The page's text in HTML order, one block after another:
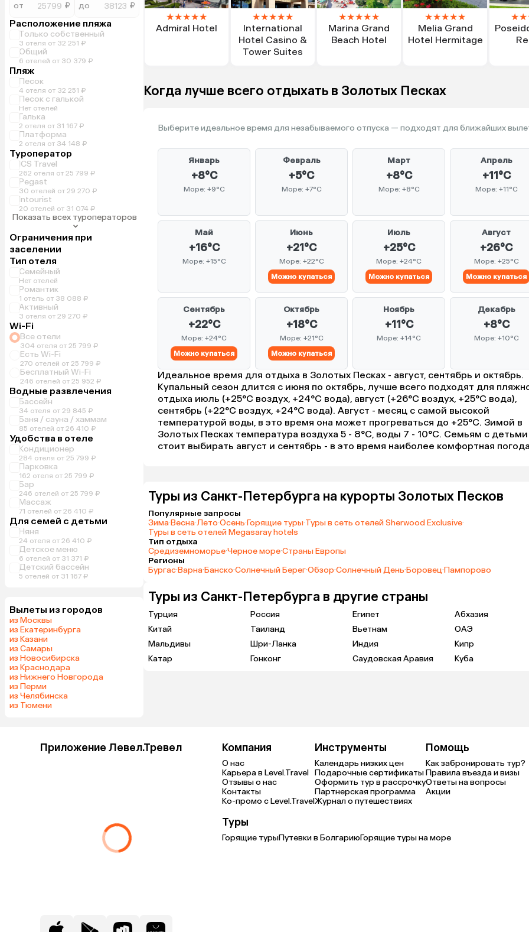
от ₽ до ₽
Расположение пляжа
Только собственный
3 отеля от 32 251 ₽
Общий
6 отелей от 30 379 ₽
Пляж
Песок
4 отеля от 32 251 ₽
Песок с галькой
Нет отелей
Галька
2 отеля от 31 167 ₽
Платформа
2 отеля от 34 148 ₽
Туроператор
ICS Travel
262 отеля от 25 799 ₽
Pegast
30 отелей от 29 270 ₽
Intourist
20 отелей от 31 074 ₽
Показать всех туроператоров
Ограничения при
заселении
Тип отеля
Семейный
Нет отелей
Романтик
1 отель от 38 088 ₽
Активный
3 отеля от 29 270 ₽
Wi-Fi
Все отели
304 отеля от 25 799 ₽
Есть Wi-Fi
270 отелей от 25 799 ₽
Бесплатный Wi-Fi
246 отелей от 25 952 ₽
Водные развлечения
Бассейн
34 отеля от 29 845 ₽
Баня / сауна / хаммам
85 отелей от 26 410 ₽
Удобства в отеле
Кондиционер
284 отеля от 25 799 ₽
Парковка
162 отеля от 25 799 ₽
Бар
246 отелей от 25 799 ₽
Массаж
71 отелей от 26 410 ₽
Для семей с детьми
Няня
24 отеля от 26 410 ₽
Детское меню
6 отелей от 31 371 ₽
Детский бассейн
5 отелей от 31 167 ₽
Вылеты из городов
из Москвы
из Екатеринбурга
из Казани
из Самары
из Новосибирска
из Краснодара
из Нижнего Новгорода
из Перми
из Челябинска
из Тюмени
★★★★★
Admiral Hotel
★★★★★
International
Hotel Casino &
Tower Suites
★★★★★
Marina Grand
Beach Hotel
★★★★★
Melia Grand
Hotel Hermitage
★★
Когда лучше всего отдыхать в Золотых Песках
Выберите идеальное время для незабываемого отпуска — подходят для ближайших
Январь
+8°C
Море: +9°C
Февраль
+5°C
Море: +7°C
Март
+8°C
Море: +8°C
Апрель
+11°C
Море: +11°C
Май
+16°C
Море: +15°C
Июнь
+21°C
Море: +22°C
Можно купаться
Июль
+25°C
Море: +24°C
Можно купаться
Август
+26°C
Море: +25°C
Можно купаться
Сентябрь
+22°C
Море: +24°C
Можно купаться
Октябрь
+18°C
Море: +21°C
Можно купаться
Ноябрь
+11°C
Море: +14°C
Декабрь
+8°C
Море: +10°C
Идеальное время для отдыха в Золотых Песках - август, сентябрь и октябрь.
Купальный сезон длится с июня по октябрь, лучше всего подходят для
отдыха июль (+25°C воздух, +24°C вода), август (+26°C воздух, +25°C вода),
сентябрь (+22°C воздух, +24°C вода). Август - месяц с самой высокой
температурой воды, в это время она может прогреваться до +25°C. Зимой в
Золотых Песках температура воздуха 5 - 8°C, воды 7 - 10°C. Семьям с детьми
стоит выбирать август и сентябрь - в это время наиболее комфортная
Туры из Санкт-Петербурга на курорты Золотых Песков
Популярные запросы
Зима·Весна·Лето·Осень·Горящие туры·Туры в сеть отелей Sherwood Exclusive·
Туры в сеть отелей Megasaray hotels
Тип отдыха
Средиземноморье·Черное море·Страны Европы
Регионы
Бургас·Варна·Банско·Солнечный Берег·Обзор·Солнечный День·Боровец·Пампорово
Туры из Санкт-Петербурга в другие страны
Турция Россия Египет
Абхазия
Китай
Таиланд Вьетнам
ОАЭ
Мальдивы
Шри-Ланка Индия
Кипр
Катар
Гонконг Саудовская Аравия Куба
Приложение Левел.Тревел Компания
О нас
Карьера в Level.Travel
Отзывы о нас
Контакты
Ко-промо с Level.Travel
Инструменты
Календарь низких цен
Подарочные сертификаты
Оформить тур в рассрочку
Партнерская программа
Журнал о путешествиях
Помощь
Как забронировать тур?
Правила въезда и визы
Ответы на вопросы
Акции
Туры
Горящие турыПутевки в БолгариюГорящие туры на море